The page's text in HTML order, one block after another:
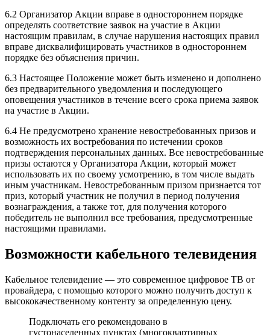
6.2 Организатор Акции вправе в одностороннем порядке
определять соответствие заявок на участие в Акции
настоящим правилам, в случае нарушения настоящих правил
вправе дисквалифицировать участников в одностороннем
порядке без объяснения причин.
6.3 Настоящее Положение может быть изменено и дополнено
без предварительного уведомления и последующего
оповещения участников в течение всего срока приема заявок
на участие в Акции.
6.4 Не предусмотрено хранение невостребованных призов и
возможность их востребования по истечении сроков
подтверждения персональных данных. Все невостребованные
призы остаются у Организатора Акции, который может
использовать их по своему усмотрению, в том числе выдать
иным участникам. Невостребованным призом признается тот
приз, который участник не получил в период получения
вознаграждения, а также тот, для получения которого
победитель не выполнил все требования, предусмотренные
настоящими правилами.
Возможности кабельного телевидения
Кабельное телевидение — это современное цифровое ТВ от
провайдера, с помощью которого можно получить доступ к
высококачественному контенту за определенную цену.
Подключать его рекомендовано в
густонаселенных пунктах (многоквартирных